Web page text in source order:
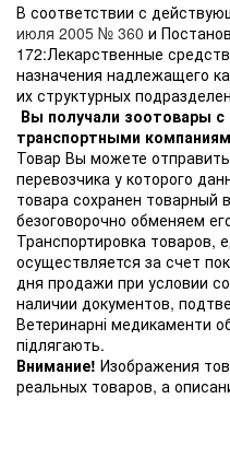
В соответствии с
июля 2005 № 360 и
172:Лекарственные
назначения надлежащего
их структурных
Вы получали зоотовары с
транспортными
Товар Вы можете
перевозчика у которого
товара сохранен товарный
безоговорочно обменяем
Транспортировка товаров,
осуществляется за счет
дня продажи при условии
наличии документов,
Ветеринарні медикаменти
підлягають.
Внимание! Изображения
реальных товаров, а